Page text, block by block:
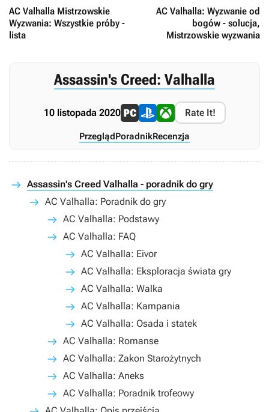
AC Valhalla Mistrzowskie
Wyzwania: Wszystkie próby -
lista
AC Valhalla: Wyzwanie od
bogów - solucja,
Mistrzowskie wyzwania
Assassin's Creed: Valhalla
10 listopada 2020 Rate It!
PrzeglądPoradnikRecenzja
Assassin's Creed Valhalla - poradnik do gry
AC Valhalla: Poradnik do gry
AC Valhalla: Podstawy
AC Valhalla: FAQ
AC Valhalla: Eivor
AC Valhalla: Eksploracja świata gry
AC Valhalla: Walka
AC Valhalla: Kampania
AC Valhalla: Osada i statek
AC Valhalla: Romanse
AC Valhalla: Zakon Starożytnych
AC Valhalla: Aneks
AC Valhalla: Poradnik trofeowy